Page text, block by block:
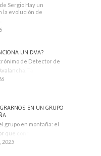
Sergio Hay un
la evolución de
UN DVA?
de Detector de
También se
EN UN GRUPO
grupo en montaña: el
que condiciona tu
2025